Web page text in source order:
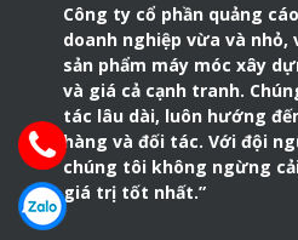
Công ty cổ phần quảng
doanh nghiệp vừa và nhỏ,
sản phẩm máy móc xây
và giá cả cạnh tranh.
tác lâu dài, luôn hướng
hàng và đối tác. Với đội
chúng tôi không ngừng
giá trị tốt nhất.”